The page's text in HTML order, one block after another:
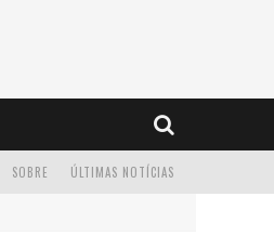
ÚLTIMAS NOTÍCIAS
SOBRE